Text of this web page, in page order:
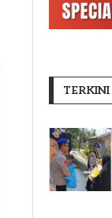
TERKINI